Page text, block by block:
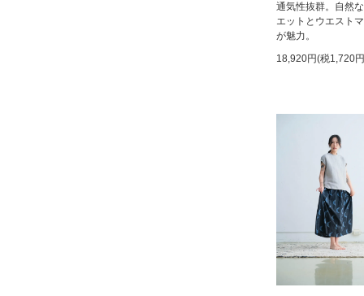
通気性抜群。自然
エットとウエスト
が魅力。
18,920円(税1,720